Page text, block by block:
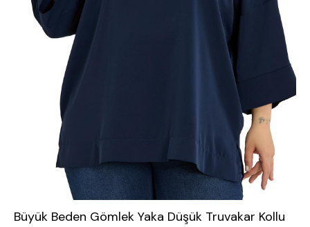
Büyük Beden Gömlek Yaka Düşük Truvakar Kollu